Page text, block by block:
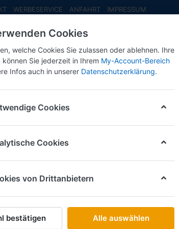
WERBESERVICE ANFAHRT IMPRESSUM
NEU EINGETROFFEN NEUHEITEN
A bis Z
VK-MODELLE
Cookies
welche Cookies Sie zulassen oder ablehnen. Ihre
können Sie jederzeit in Ihrem My-Account-Bereich
Infos auch in unserer Datenschutzerklärung.
Cookies
Cookies
von Drittanbietern
bestätigen Alle auswählen